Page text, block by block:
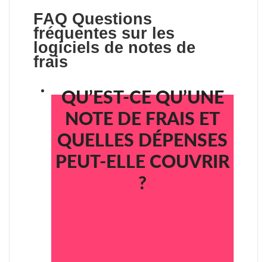
FAQ Questions
fréquentes sur les
logiciels de notes de
frais
QU’EST-CE QU’UNE
NOTE DE FRAIS ET
QUELLES DÉPENSES
PEUT-ELLE COUVRIR
?